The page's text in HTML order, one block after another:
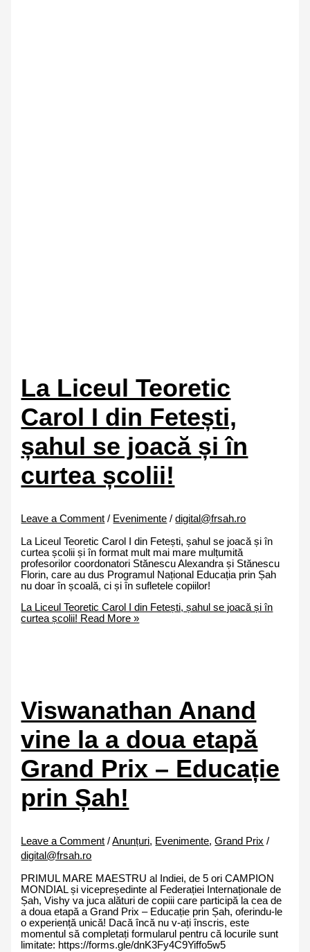
La Liceul Teoretic
Carol I din Fetești,
șahul se joacă și în
curtea școlii!
Leave a Comment / Evenimente /digital@frsah.ro
La Liceul Teoretic Carol I din Fetești, șahul se joacă și în
curtea școlii și în format mult mai mare mulțumită
profesorilor coordonatori Stănescu Alexandra și Stănescu
Florin, care au dus Programul Național Educația prin Șah
nu doar în școală, ci și în sufletele copiilor!
La Liceul Teoretic Carol I din Fetești, șahul se joacă și în
curtea școlii! Read More »
Viswanathan Anand
vine la a doua etapă
Grand Prix – Educație
prin Șah!
Leave a Comment /Anunțuri, Evenimente,Grand Prix /
digital@frsah.ro
PRIMUL MARE MAESTRU al Indiei, de 5 ori CAMPION
MONDIAL și vicepreședinte al Federației Internaționale de
Șah, Vishy va juca alături de copiii care participă la cea de
a doua etapă a Grand Prix – Educație prin Șah, oferindu-le
o experiență unică! Dacă încă nu v-ați înscris, este
momentul să completați formularul pentru că locurile sunt
limitate: https://forms.gle/dnK3Fy4C9Yiffo5w5